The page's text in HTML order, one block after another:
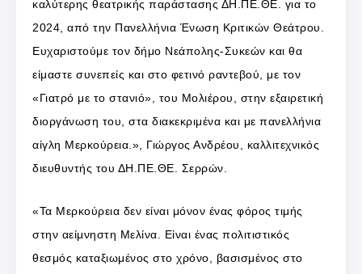
καλύτερης θεατρικής παράστασης ΔΗ.ΠΕ.ΘΕ. για το
2024, από την Πανελλήνια Ένωση Κριτικών Θεάτρου.
Ευχαριστούμε τον δήμο Νεάπολης-Συκεών και θα
είμαστε συνεπείς και στο φετινό ραντεβού, με τον
«Γιατρό με το στανιό», του Μολιέρου, στην εξαιρετική
διοργάνωση του, στα διακεκριμένα και με πανελλήνια
αίγλη Μερκούρεια.», Γιώργος Ανδρέου, καλλιτεχνικός
διευθυντής του ΔΗ.ΠΕ.ΘΕ. Σερρών.
«Τα Μερκούρεια δεν είναι μόνον ένας φόρος τιμής
στην αείμνηστη Μελίνα. Είναι ένας πολιτιστικός
θεσμός καταξιωμένος στο χρόνο, βασισμένος στο